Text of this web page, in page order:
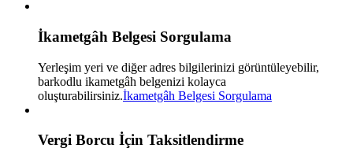
İkametgâh Belgesi Sorgulama
Yerleşim yeri ve diğer adres bilgilerinizi görüntüleyebilir,
barkodlu ikametgâh belgenizi kolayca
oluşturabilirsiniz.İkametgâh Belgesi Sorgulama
Vergi Borcu İçin Taksitlendirme